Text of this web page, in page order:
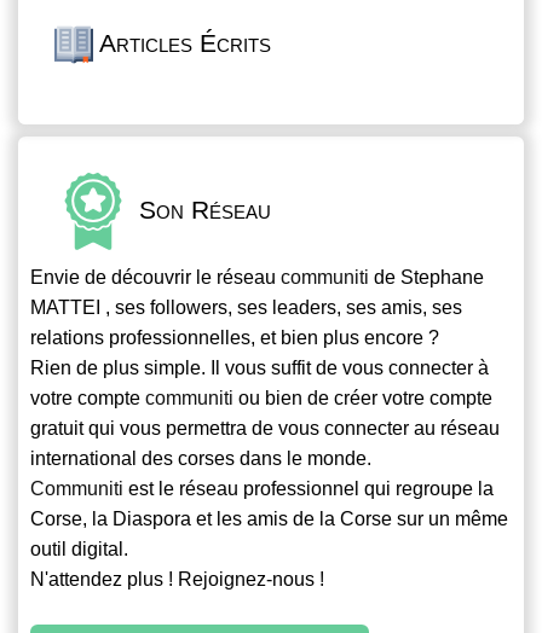
Articles Écrits
Son Réseau
Envie de découvrir le réseau communiti de Stephane
MATTEI , ses followers, ses leaders, ses amis, ses
relations professionnelles, et bien plus encore ?
Rien de plus simple. Il vous suffit de vous connecter à
votre compte communiti ou bien de créer votre compte
gratuit qui vous permettra de vous connecter au réseau
international des corses dans le monde.
Communiti est le réseau professionnel qui regroupe la
Corse, la Diaspora et les amis de la Corse sur un même
outil digital.
N'attendez plus ! Rejoignez-nous !